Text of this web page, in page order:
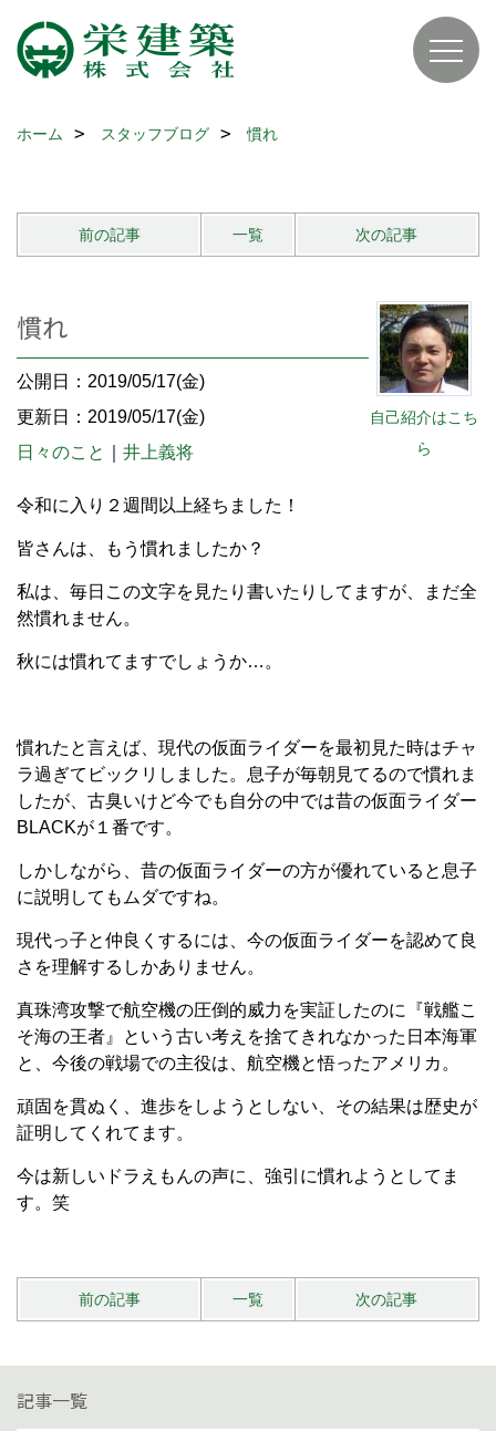
ホーム スタッフブログ 慣れ
前の記事 一覧 次の記事
自己紹介はこち
ら
慣れ
公開日：2019/05/17(金)
更新日：2019/05/17(金)
日々のこと
井上義将
令和に入り２週間以上経ちました！
皆さんは、もう慣れましたか？
私は、毎日この文字を見たり書いたりしてますが、まだ全
然慣れません。
秋には慣れてますでしょうか…。
慣れたと言えば、現代の仮面ライダーを最初見た時はチャ
ラ過ぎてビックリしました。息子が毎朝見てるので慣れま
したが、古臭いけど今でも自分の中では昔の仮面ライダー
BLACKが１番です。
しかしながら、昔の仮面ライダーの方が優れていると息子
に説明してもムダですね。
現代っ子と仲良くするには、今の仮面ライダーを認めて良
さを理解するしかありません。
真珠湾攻撃で航空機の圧倒的威力を実証したのに『戦艦こ
そ海の王者』という古い考えを捨てきれなかった日本海軍
と、今後の戦場での主役は、航空機と悟ったアメリカ。
頑固を貫ぬく、進歩をしようとしない、その結果は歴史が
証明してくれてます。
今は新しいドラえもんの声に、強引に慣れようとしてま
す。笑
前の記事 一覧 次の記事
記事一覧